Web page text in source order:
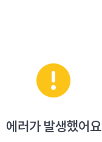
에러가 발생했어요